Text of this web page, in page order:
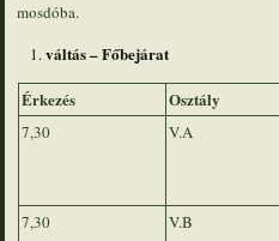
mosdóba.
váltás – Főbejárat
Érkezés
Osztály
7,30 V.A
7,30 V.B